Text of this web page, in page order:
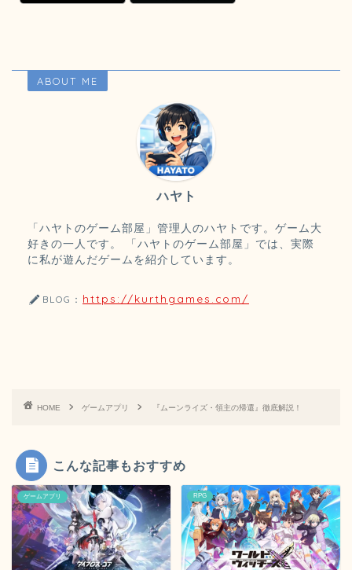
ABOUT ME
ハヤト
「ハヤトのゲーム部屋」管理人のハヤトです。ゲーム大
好きの一人です。 「ハヤトのゲーム部屋」では、実際
に私が遊んだゲームを紹介しています。
BLOG： https://kurthgames.com/
HOME ゲームアプリ 『ムーンライズ・領主の帰還』徹底解説！
こんな記事もおすすめ
ゲームアプリ RPG